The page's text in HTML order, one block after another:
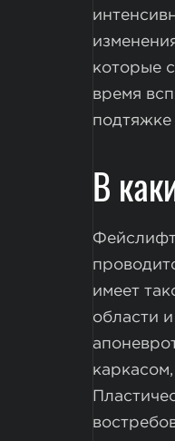
которые
время
подтяжке
В
имеет
области